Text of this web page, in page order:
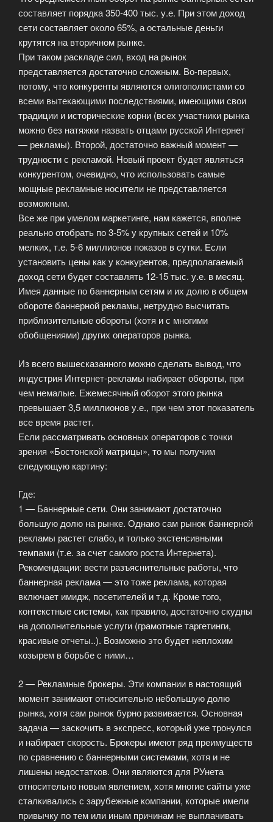
составляет порядка 350-400 тыс. у.е. При этом доход
сети составляет около 65%, а остальные деньги
крутятся на вторичном рынке.
При таком раскладе сил, вход на рынок
представляется достаточно сложным. Во-первых,
потому, что конкуренты являются олигополистами со
всеми вытекающими последствиями, имеющими свои
традиции и исторические корни (всех участники рынка
можно без натяжки назвать отцами русской Интернет
— рекламы). Второй, достаточно важный момент —
трудности с рекламой. Новый проект будет являться
конкурентом, очевидно, что использовать самые
мощные рекламные носители не представляется
возможным.
Все же при умелом маркетинге, нам кажется, вполне
реально отобрать по 3-5% у крупных сетей и 10%
мелких, т.е. 5-6 миллионов показов в сутки. Если
установить цены как у конкурентов, предполагаемый
доход сети будет составлять 12-15 тыс. у.е. в месяц.
Имея данные по баннерным сетям и их долю в общем
обороте баннерной рекламы, нетрудно высчитать
приблизительные обороты (хотя и с многими
обобщениями) других операторов рынка.
Из всего вышесказанного можно сделать вывод, что
индустрия Интернет-рекламы набирает обороты, при
чем немалые. Ежемесячный оборот этого рынка
превышает 3,5 миллионов у.е., при чем этот показатель
все время растет.
Если рассматривать основных операторов с точки
зрения «Бостонской матрицы», то мы получим
следующую картину:
Где:
1 — Баннерные сети. Они занимают достаточно
большую долю на рынке. Однако сам рынок баннерной
рекламы растет слабо, и только экстенсивными
темпами (т.е. за счет самого роста Интернета).
Рекомендации: вести разъяснительные работы, что
баннерная реклама — это тоже реклама, которая
включает имидж, посетителей и т.д. Кроме того,
контекстные системы, как правило, достаточно скудны
на дополнительные услуги (грамотные таргетинги,
красивые отчеты..). Возможно это будет неплохим
козырем в борьбе с ними…
2 — Рекламные брокеры. Эти компании в настоящий
момент занимают относительно небольшую долю
рынка, хотя сам рынок бурно развивается. Основная
задача — заскочить в экспресс, который уже тронулся
и набирает скорость. Брокеры имеют ряд преимуществ
по сравнению с баннерными системами, хотя и не
лишены недостатков. Они являются для РУнета
относительно новым явлением, хотя многие сайты уже
сталкивались с зарубежные компании, которые имели
привычку по тем или иным причинам не выплачивать